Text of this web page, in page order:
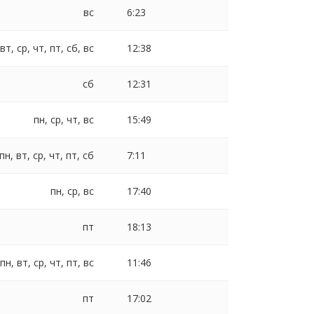
вс 6:23
ср, чт, пт, сб, вс 12:38
сб 12:31
пн, ср, чт, вс 15:49
пн, вт, ср, чт, пт, сб 7:11
пн, ср, вс 17:40
пт 18:13
пн, вт, ср, чт, пт, вс 11:46
пт 17:02